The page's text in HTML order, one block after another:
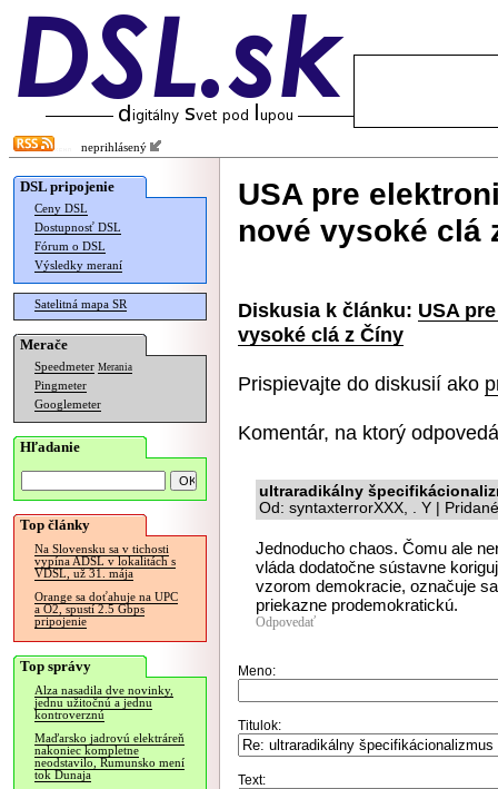
neprihlásený
DSL pripojenie
Ceny DSL
Dostupnosť DSL
Fórum o DSL
Výsledky meraní
Satelitná mapa SR
Merače
Speedmeter Merania
Pingmeter
Googlemeter
Hľadanie
Top články
Na Slovensku sa v tichosti
vypína ADSL v lokalitách s
VDSL, už 31. mája
Orange sa doťahuje na UPC
a O2, spustí 2.5 Gbps
pripojenie
Top správy
Alza nasadila dve novinky,
jednu užitočnú a jednu
kontroverznú
Maďarsko jadrovú elektráreň
nakoniec kompletne
neodstavilo, Rumunsko mení
tok Dunaja
USA pre
nové vysoké clá
Diskusia k článku: USA
vysoké clá z Číny
Prispievajte do diskusií ako
Komentár, na ktorý
ultraradikálny
Od: syntaxterrorXXX, . Y |
Jednoducho chaos. Čomu ale
vláda dodatočne sústavne
vzorom demokracie, označuje
priekazne prodemokratickú.
Odpovedať
Meno:
Titulok:
Text: